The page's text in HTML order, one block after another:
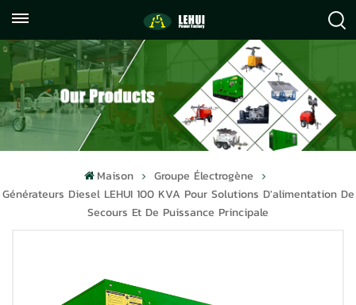
059122071372
info@lehuipowerfactory.com
Maison
Groupe Électrogène
Générateurs Diesel LEHUI 100 KVA Pour Solutions D'alimentation De
Secours Et De Puissance Principale